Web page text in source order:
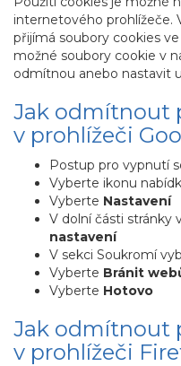
internetového prohlížeče.
přijímá soubory cookies
možné soubory cookie v
odmítnou anebo nastavit
Jak odmítnout
v prohlížeči
Postup pro vypnutí
Vyberte ikonu
Vyberte Nastavení
V dolní části stránky
nastavení
V sekci Soukromí
Vyberte Bránit
Vyberte Hotovo
Jak odmítnout
v prohlížeči